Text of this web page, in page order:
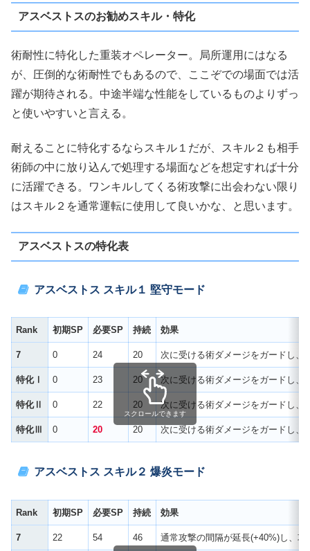
アスベストスのお勧めスキル・特化
術耐性に特化した重装オペレーター。局所運用にはなる
が、圧倒的な術耐性でもあるので、ここぞでの場面では活
躍が期待される。中途半端な性能をしているものよりずっ
と使いやすいと言える。
耐えることに特化するならスキル１だが、スキル２も相手
術師の中に放り込んで処理する場面などを想定すれば十分
に活躍できる。ワンキルしてくる術攻撃に出会わない限り
はスキル２を通常運転に使用して良いかな、と思います。
アスベストスの特化表
アスベストス スキル１ 堅守モード
Rank 初期SP 必要SP 持続 効果
7 0 24 20 次に受ける術ダメージをガードし、
特化Ⅰ 0 23 20 次に受ける術ダメージをガードし、
特化Ⅱ 0 22 20 次に受ける術ダメージをガードし、
特化Ⅲ 0 20 20 次に受ける術ダメージをガードし、
スクロールできます
アスベストス スキル２ 爆炎モード
Rank 初期SP 必要SP 持続 効果
7 22 54 46 通常攻撃の間隔が延長(+40%)し、